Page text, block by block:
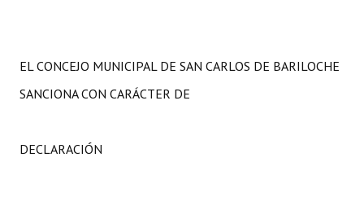
EL CONCEJO MUNICIPAL DE SAN CARLOS DE BARILOCHE
SANCIONA CON CARÁCTER DE
DECLARACIÓN